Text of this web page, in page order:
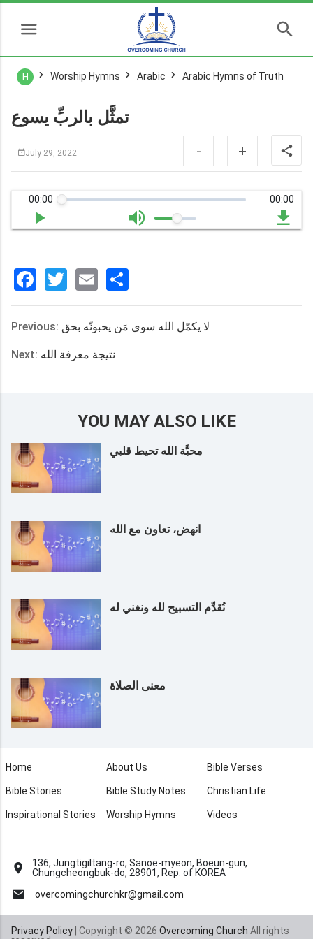
H Worship Hymns Arabic Arabic Hymns of Truth
تمثَّل بالربِّ يسوع
July 29, 2022 - +
00:00 00:00
Facebook
Twitter
Email
享
Previous: لا يكمّل الله سوى مَن يحبونّه بحق
Next: نتيجة معرفة الله
YOU MAY ALSO LIKE
محبَّة الله تحيط قلبي
انهض، تعاون مع الله
نُقدِّم التسبيح لله ونغني له
معنى الصلاة
Home About Us Bible Verses
Bible Stories Bible Study Notes Christian Life
Inspirational Stories Worship Hymns Videos
136, Jungtigiltang-ro, Sanoe-myeon, Boeun-gun,
Chungcheongbuk-do, 28901, Rep. of KOREA
overcomingchurchkr@gmail.com
Privacy Policy| Copyright © 2026 Overcoming Church All rights